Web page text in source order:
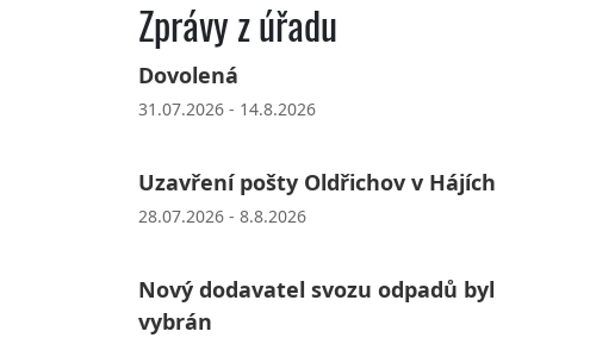
Zprávy z úřadu
Dovolená
31.07.2026 - 14.8.2026
Uzavření pošty Oldřichov v Hájích
28.07.2026 - 8.8.2026
Nový dodavatel svozu odpadů byl
vybrán